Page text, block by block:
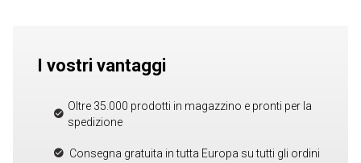
I vostri vantaggi
Oltre 35.000 prodotti in magazzino e pronti per la
spedizione
Consegna gratuita in tutta Europa su tutti gli ordini